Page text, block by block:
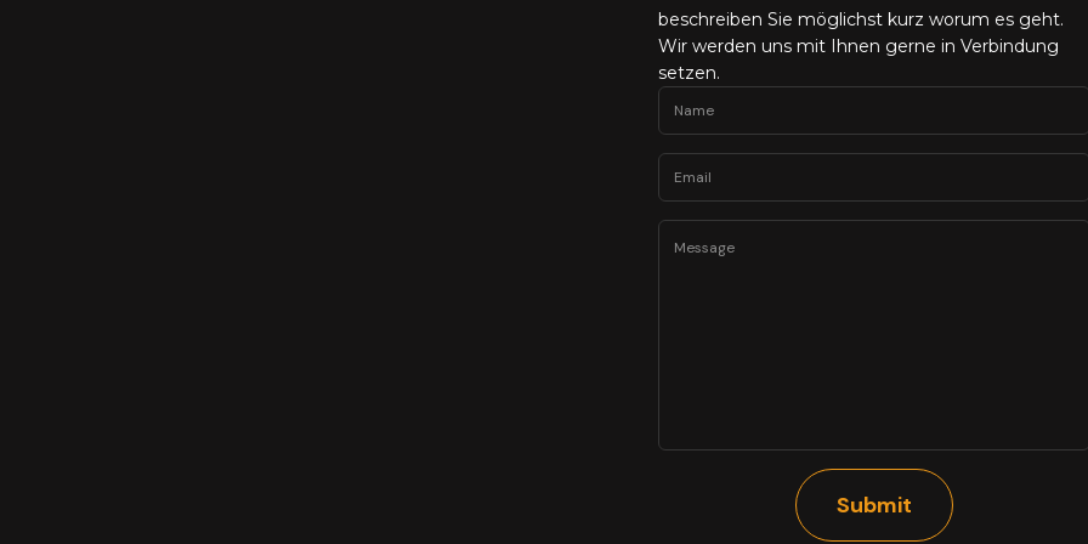
beschreiben Sie möglichst kurz worum es geht.
Wir werden uns mit Ihnen gerne in Verbindung
setzen.